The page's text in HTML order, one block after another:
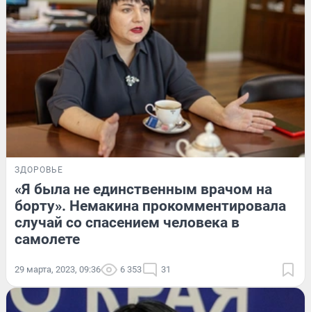
ЗДОРОВЬЕ
«Я была не единственным врачом на
борту». Немакина прокомментировала
случай со спасением человека в
самолете
29 марта, 2023, 09:36 6 353 31